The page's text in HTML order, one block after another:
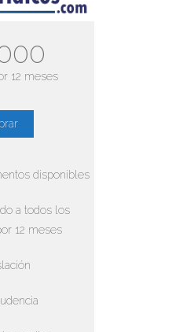
12 meses
disponibles
a todos los
12 meses